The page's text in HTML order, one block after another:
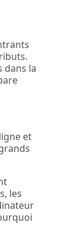
dans la
et
les